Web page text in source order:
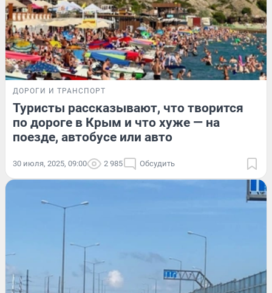
ДОРОГИ И ТРАНСПОРТ
Туристы рассказывают, что творится
по дороге в Крым и что хуже — на
поезде, автобусе или авто
30 июля, 2025, 09:00 2 985 Обсудить